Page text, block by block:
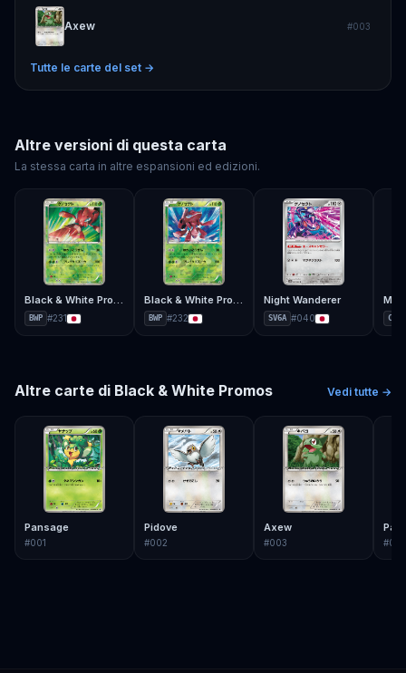
Axew #003
Tutte le carte del set →
Altre versioni di questa carta
La stessa carta in altre espansioni ed edizioni.
Black & White Promos
BWP #231
Black & White Promos
BWP #232
Night Wanderer
SV6A #040 CP5
Altre carte di Black & White Promos Vedi tutte →
Pansage
#001
Pidove
#002
Axew
#003 #